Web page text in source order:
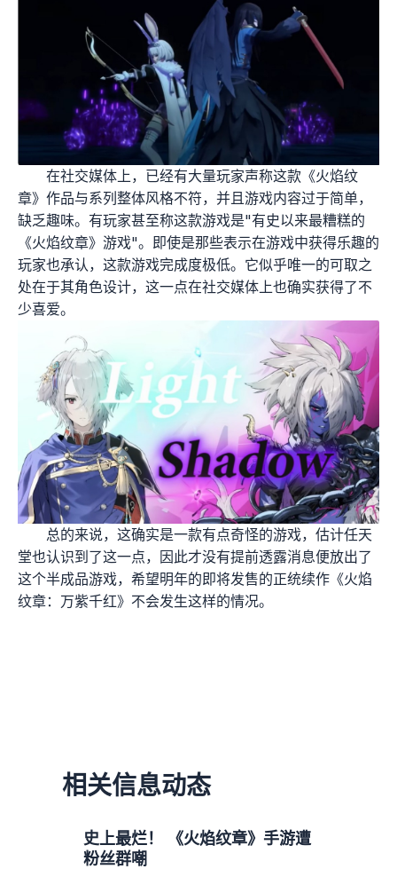
在社交媒体上，已经有大量玩家声称这款《火焰纹
章》作品与系列整体风格不符，并且游戏内容过于简单，
缺乏趣味。有玩家甚至称这款游戏是"有史以来最糟糕的
《火焰纹章》游戏"。即使是那些表示在游戏中获得乐趣的
玩家也承认，这款游戏完成度极低。它似乎唯一的可取之
处在于其角色设计，这一点在社交媒体上也确实获得了不
少喜爱。
总的来说，这确实是一款有点奇怪的游戏，估计任天
堂也认识到了这一点，因此才没有提前透露消息便放出了
这个半成品游戏，希望明年的即将发售的正统续作《火焰
纹章：万紫千红》不会发生这样的情况。
相关信息动态
史上最烂！ 《火焰纹章》手游遭
粉丝群嘲